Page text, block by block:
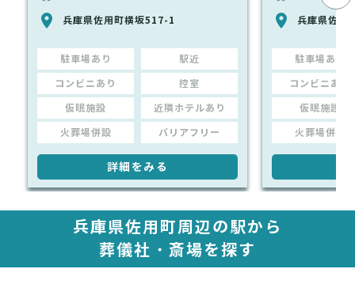
兵庫県佐用町横坂517-1
駐車場あり 駅近
コンビニあり 控室
仮眠施設 近隣ホテルあり
火葬場併設 バリアフリー
詳細をみる
兵庫県佐用
駐車場あり
コンビニあり
仮眠施設
火葬場併設
兵庫県佐用町周辺の駅から
葬儀社・斎場を探す